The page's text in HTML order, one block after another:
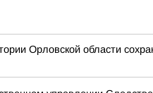
Орловской области